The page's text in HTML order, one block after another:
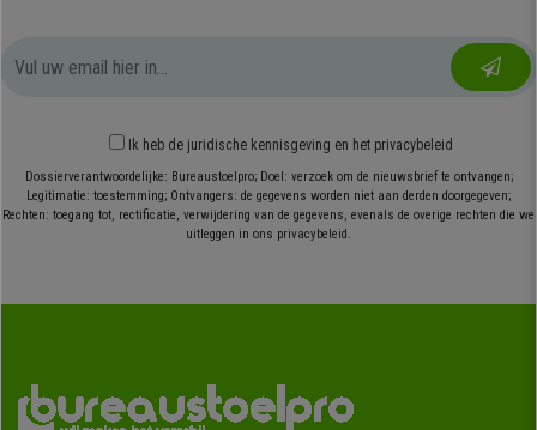
Ik heb de juridische kennisgeving en het privacybeleid
Dossierverantwoordelijke: Bureaustoelpro; Doel: verzoek om de nieuwsbrief te ontvangen;
Legitimatie: toestemming; Ontvangers: de gegevens worden niet aan derden doorgegeven;
Rechten: toegang tot, rectificatie, verwijdering van de gegevens, evenals de overige rechten die we
uitleggen in ons privacybeleid.